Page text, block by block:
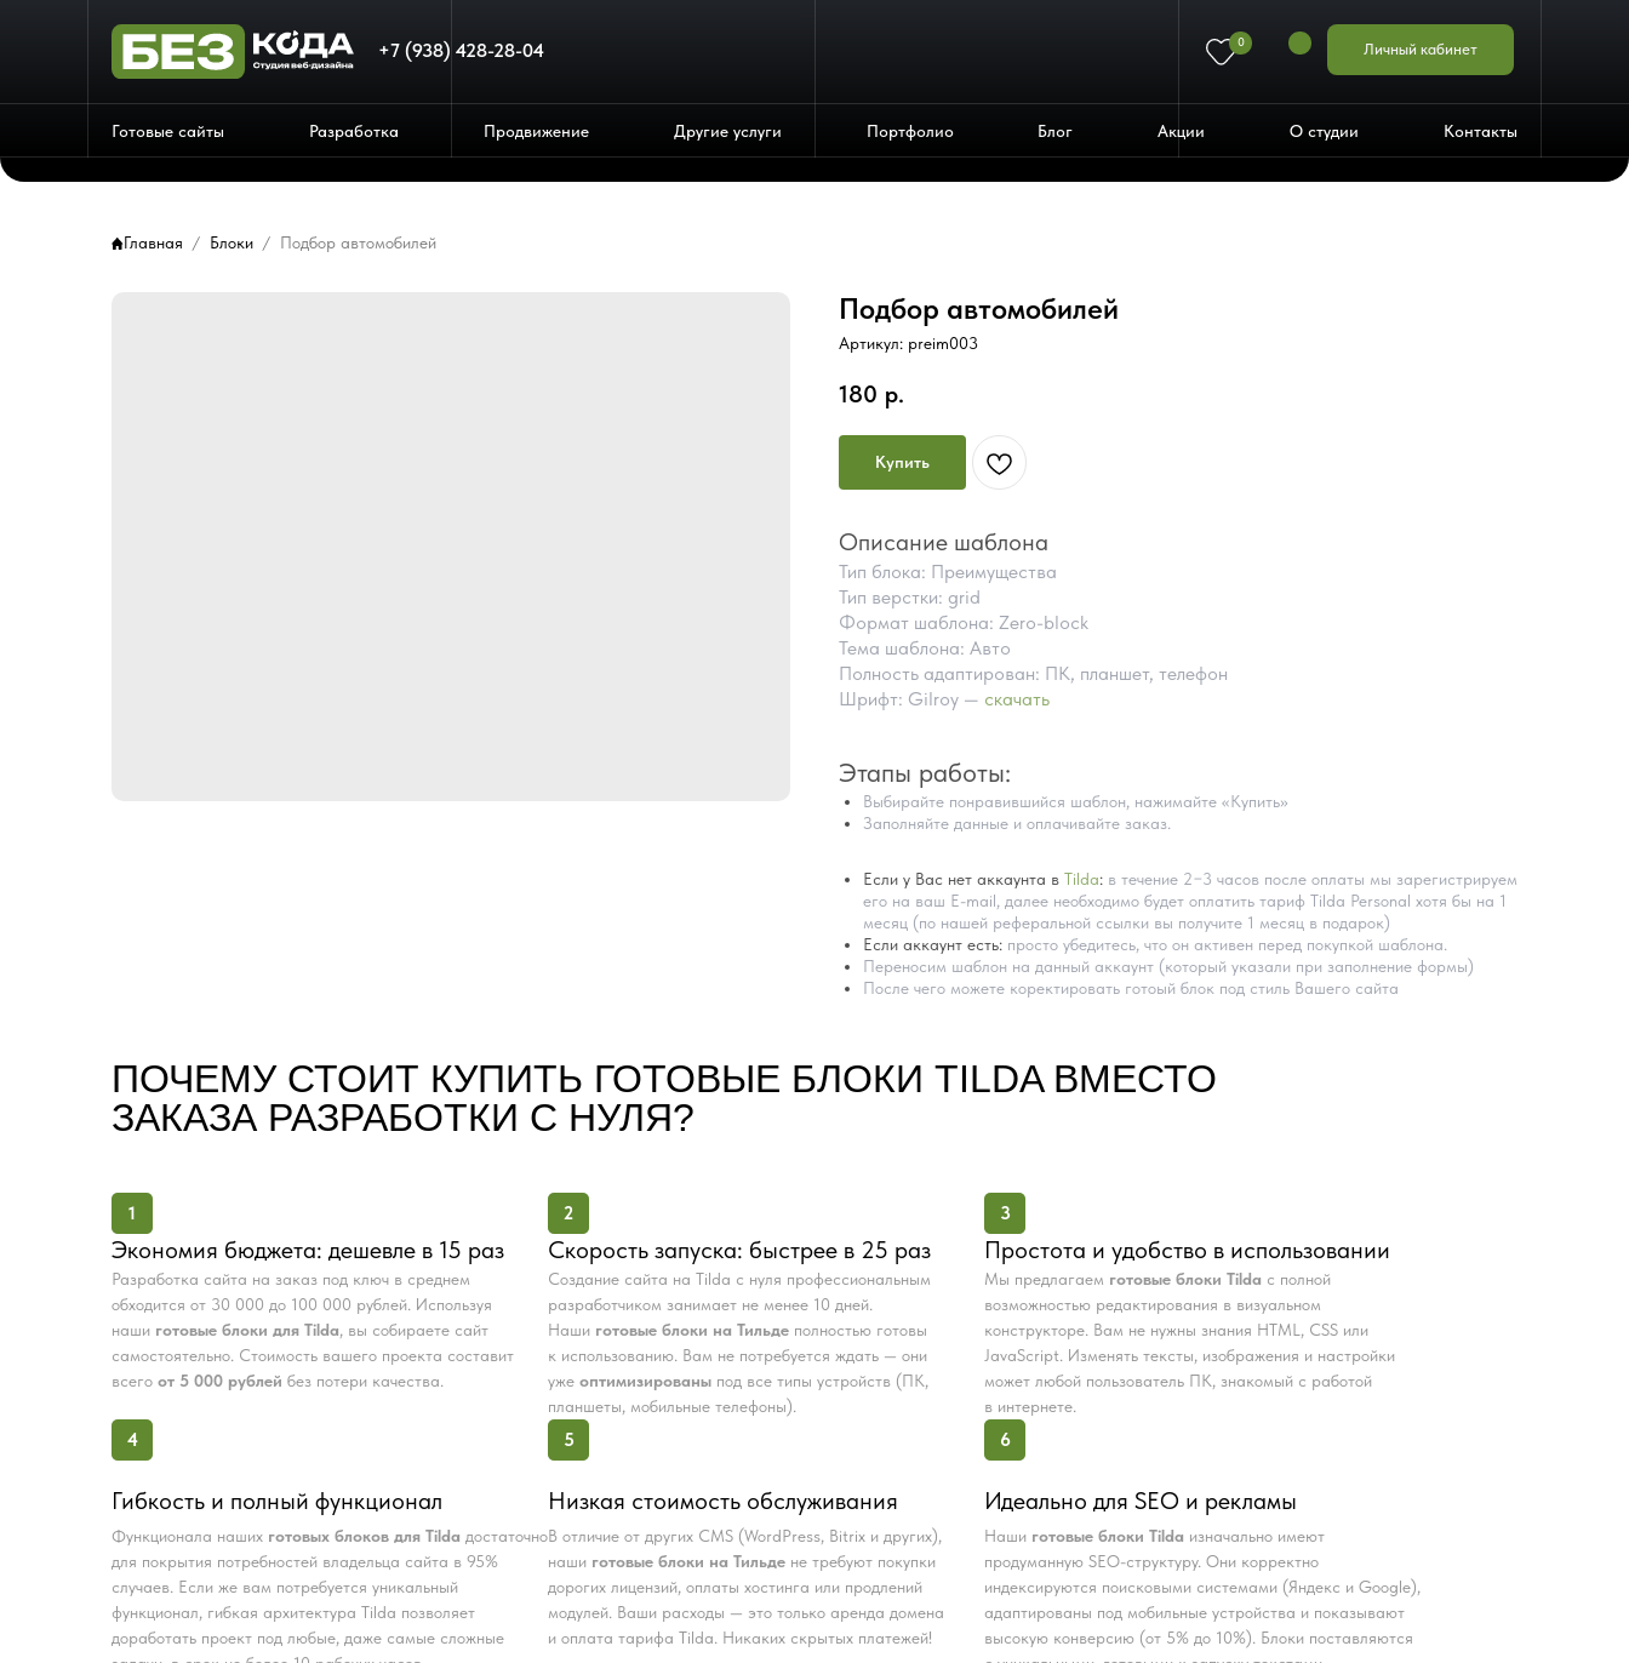
Личный кабинет
0
+7 (938) 428-28-04
Готовые сайты Разработка Продвижение Другие услуги Портфолио Блог Акции О студии Контакты
Главная Блоки Подбор автомобилей
Подбор автомобилей
Артикул: preim003
180 р.
Купить
Описание шаблона
Тип блока: Преимущества
Тип верстки: grid
Формат шаблона: Zero-block
Тема шаблона: Авто
Полность адаптирован: ПК, планшет, телефон
Шрифт: Gilroy — скачать
Этапы работы:
Выбирайте понравившийся шаблон, нажимайте «Купить»
Заполняйте данные и оплачивайте заказ.
Если у Вас нет аккаунта в Tilda: в течение 2−3 часов после оплаты мы зарегистрируем
его на ваш E-mail, далее необходимо будет оплатить тариф Tilda Personal хотя бы на 1
месяц (по нашей реферальной ссылки вы получите 1 месяц в подарок)
Если аккаунт есть: просто убедитесь, что он активен перед покупкой шаблона.
Переносим шаблон на данный аккаунт (который указали при заполнение формы)
После чего можете коректировать готоый блок под стиль Вашего сайта
ПОЧЕМУ СТОИТ КУПИТЬ ГОТОВЫЕ БЛОКИ TILDA ВМЕСТО
ЗАКАЗА РАЗРАБОТКИ С НУЛЯ?
1
Экономия бюджета: дешевле в 15 раз
Разработка сайта на заказ под ключ в среднем
обходится от 30 000 до 100 000 рублей. Используя
наши готовые блоки для Tilda, вы собираете сайт
самостоятельно. Стоимость вашего проекта составит
всего от 5 000 рублей без потери качества.
2
Скорость запуска: быстрее в 25 раз
Создание сайта на Tilda с нуля профессиональным
разработчиком занимает не менее 10 дней.
Наши готовые блоки на Тильде полностью готовы
к использованию. Вам не потребуется ждать — они
уже оптимизированы под все типы устройств (ПК,
планшеты, мобильные телефоны).
3
Простота и удобство в использовании
Мы предлагаем готовые блоки Tilda с полной
возможностью редактирования в визуальном
конструкторе. Вам не нужны знания HTML, CSS или
JavaScript. Изменять тексты, изображения и настройки
может любой пользователь ПК, знакомый с работой
в интернете.
Функционала наших готовых блоков для Tilda достаточно
для покрытия потребностей владельца сайта в 95%
случаев. Если же вам потребуется уникальный
функционал, гибкая архитектура Tilda позволяет
доработать проект под любые, даже самые сложные
Гибкость и полный функционал
4
В отличие от других CMS (WordPress, Bitrix и других),
наши готовые блоки на Тильде не требуют покупки
дорогих лицензий, оплаты хостинга или продлений
модулей. Ваши расходы — это только аренда домена
и оплата тарифа Tilda. Никаких скрытых платежей!
Низкая стоимость обслуживания
5
Наши готовые блоки Tilda изначально имеют
продуманную SEO-структуру. Они корректно
индексируются поисковыми системами (Яндекс и Google),
адаптированы под мобильные устройства и показывают
высокую конверсию (от 5% до 10%). Блоки поставляются
Идеально для SEO и рекламы
6